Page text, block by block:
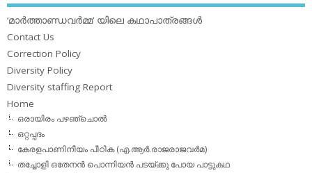
‘മാര്‍ത്താണ്ഡവര്‍മ്മ’ യിലെ കഥാപാത്രങ്ങള്‍
Contact Us
Correction Policy
Diversity Policy
Diversity staffing Report
Home
ഒരായിരം പഴഞ്ചൊല്‍
ഒറ്റപ്പദം
കേരളപാണിനീയം പീഠിക (എ.ആര്‍.രാജരാജവര്‍മ)
തച്ചോളി ഒതേനൻ പൊന്നിയൻ പടയ്‌ക്കു പോയ പാട്ടുകഥ